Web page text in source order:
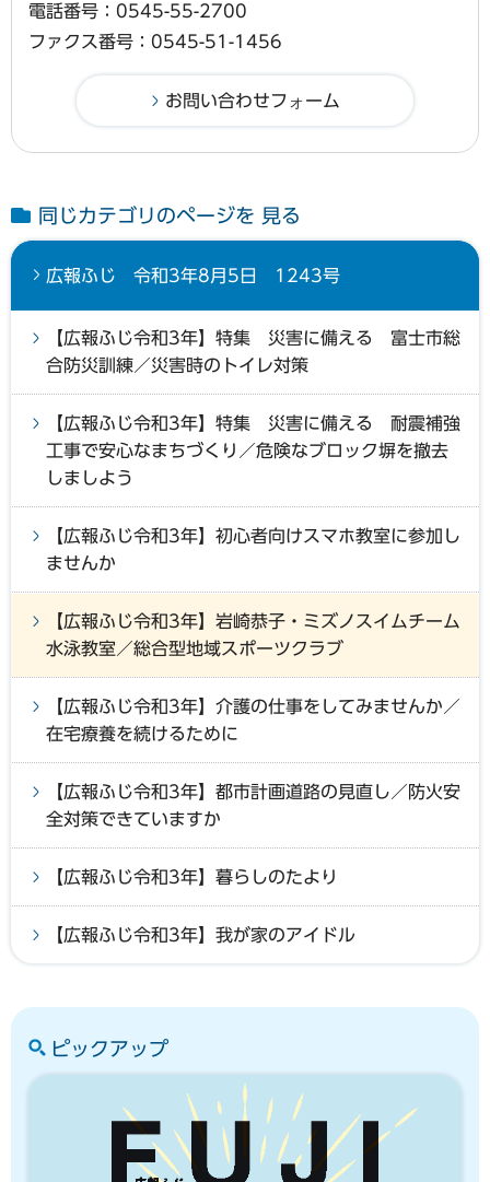
電話番号：0545-55-2700
ファクス番号：0545-51-1456
同じカテゴリのページを 見る
広報ふじ 令和3年8月5日 1243号
【広報ふじ令和3年】特集 災害に備える 富士市総
合防災訓練／災害時のトイレ対策
【広報ふじ令和3年】特集 災害に備える 耐震補強
工事で安心なまちづくり／危険なブロック塀を撤去
しましよう
【広報ふじ令和3年】初心者向けスマホ教室に参加し
ませんか
【広報ふじ令和3年】岩崎恭子・ミズノスイムチーム
水泳教室／総合型地域スポーツクラブ
【広報ふじ令和3年】介護の仕事をしてみませんか／
在宅療養を続けるために
【広報ふじ令和3年】都市計画道路の見直し／防火安
全対策できていますか
【広報ふじ令和3年】暮らしのたより
【広報ふじ令和3年】我が家のアイドル
ピックアップ